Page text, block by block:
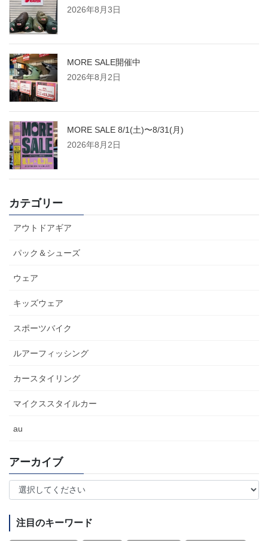
2026年8月3日
MORE SALE開催中
2026年8月2日
MORE SALE 8/1(土)〜8/31(月)
2026年8月2日
カテゴリー
アウトドアギア
パック＆シューズ
ウェア
キッズウェア
スポーツバイク
ルアーフィッシング
カースタイリング
マイクススタイルカー
au
アーカイブ
注目のキーワード